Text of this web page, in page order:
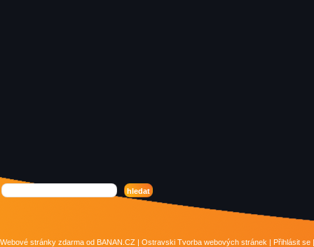
Webové stránky zdarma od BANAN.CZ | Ostravski Tvorba webových stránek | Přihlásit se